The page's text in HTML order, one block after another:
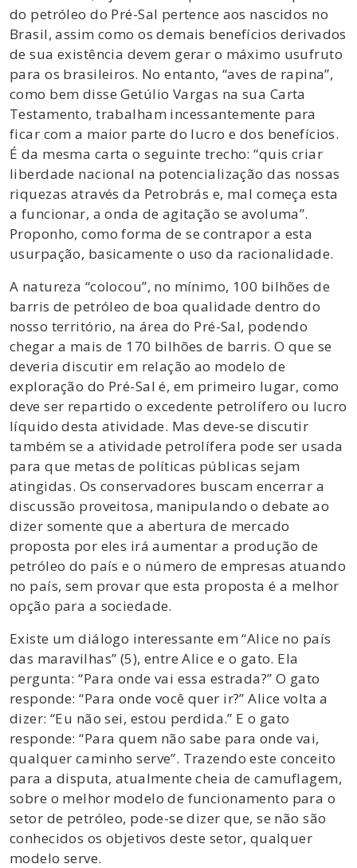
do petróleo do Pré-Sal pertence aos nascidos no
Brasil, assim como os demais benefícios derivados
de sua existência devem gerar o máximo usufruto
para os brasileiros. No entanto, “aves de rapina”,
como bem disse Getúlio Vargas na sua Carta
Testamento, trabalham incessantemente para
ficar com a maior parte do lucro e dos benefícios.
É da mesma carta o seguinte trecho: “quis criar
liberdade nacional na potencialização das nossas
riquezas através da Petrobrás e, mal começa esta
a funcionar, a onda de agitação se avoluma”.
Proponho, como forma de se contrapor a esta
usurpação, basicamente o uso da racionalidade.
A natureza “colocou”, no mínimo, 100 bilhões de
barris de petróleo de boa qualidade dentro do
nosso território, na área do Pré-Sal, podendo
chegar a mais de 170 bilhões de barris. O que se
deveria discutir em relação ao modelo de
exploração do Pré-Sal é, em primeiro lugar, como
deve ser repartido o excedente petrolífero ou lucro
líquido desta atividade. Mas deve-se discutir
também se a atividade petrolífera pode ser usada
para que metas de políticas públicas sejam
atingidas. Os conservadores buscam encerrar a
discussão proveitosa, manipulando o debate ao
dizer somente que a abertura de mercado
proposta por eles irá aumentar a produção de
petróleo do país e o número de empresas atuando
no país, sem provar que esta proposta é a melhor
opção para a sociedade.
Existe um diálogo interessante em “Alice no país
das maravilhas” (5), entre Alice e o gato. Ela
pergunta: “Para onde vai essa estrada?” O gato
responde: “Para onde você quer ir?” Alice volta a
dizer: “Eu não sei, estou perdida.” E o gato
responde: “Para quem não sabe para onde vai,
qualquer caminho serve”. Trazendo este conceito
para a disputa, atualmente cheia de camuflagem,
sobre o melhor modelo de funcionamento para o
setor de petróleo, pode-se dizer que, se não são
conhecidos os objetivos deste setor, qualquer
modelo serve.